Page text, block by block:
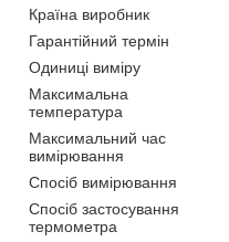
Країна виробник
Гарантійний термін
Одиниці виміру
Максимальна
температура
Максимальний час
вимірювання
Спосіб вимірювання
Спосіб застосування
термометра